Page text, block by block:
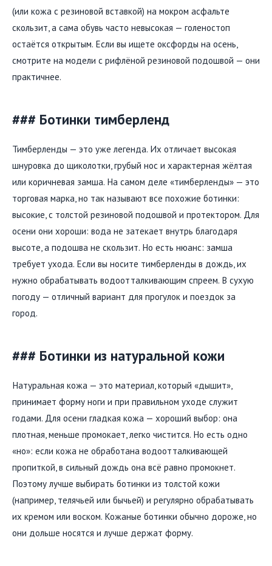
(или кожа с резиновой вставкой) на мокром асфальте
скользит, а сама обувь часто невысокая — голеностоп
остаётся открытым. Если вы ищете оксфорды на осень,
смотрите на модели с рифлёной резиновой подошвой — они
практичнее.
### Ботинки тимберленд
Тимберленды — это уже легенда. Их отличает высокая
шнуровка до щиколотки, грубый нос и характерная жёлтая
или коричневая замша. На самом деле «тимберленды» — это
торговая марка, но так называют все похожие ботинки:
высокие, с толстой резиновой подошвой и протектором. Для
осени они хороши: вода не затекает внутрь благодаря
высоте, а подошва не скользит. Но есть нюанс: замша
требует ухода. Если вы носите тимберленды в дождь, их
нужно обрабатывать водоотталкивающим спреем. В сухую
погоду — отличный вариант для прогулок и поездок за
город.
### Ботинки из натуральной кожи
Натуральная кожа — это материал, который «дышит»,
принимает форму ноги и при правильном уходе служит
годами. Для осени гладкая кожа — хороший выбор: она
плотная, меньше промокает, легко чистится. Но есть одно
«но»: если кожа не обработана водоотталкивающей
пропиткой, в сильный дождь она всё равно промокнет.
Поэтому лучше выбирать ботинки из толстой кожи
(например, телячьей или бычьей) и регулярно обрабатывать
их кремом или воском. Кожаные ботинки обычно дороже, но
они дольше носятся и лучше держат форму.